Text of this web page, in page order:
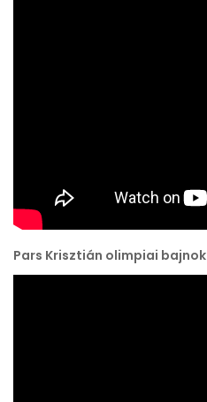
Pars Krisztián olimpiai bajnok